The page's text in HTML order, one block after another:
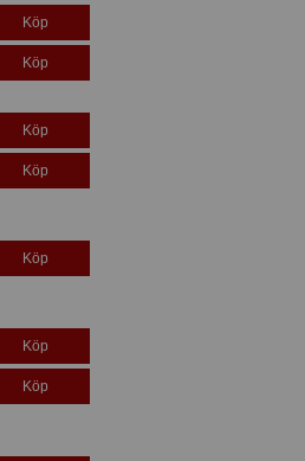
Köp
Köp
Köp
Köp
Köp
Köp
Köp